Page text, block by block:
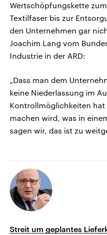
Wertschöpfungskette
Textilfaser bis zur
den Unternehmen gar
Joachim Lang vom
Industrie in der ARD:
„Dass man dem
keine Niederlassung im
Kontrollmöglichkeiten
machen wird, was in
sagen wir, das ist zu
Streit um geplantes